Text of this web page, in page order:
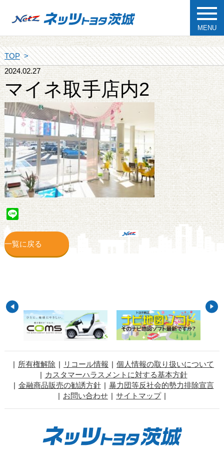
MENU
TOP
2024.02.27
マイネ取手店内2
Line
一覧に戻る
所有権解除 リコール情報
個人情報の取り扱いについて
カスタマーハラスメントに対する基本方針
金融商品販売の勧誘方針
暴力団等反社会的勢力排除宣言
お問い合わせ
サイトマップ